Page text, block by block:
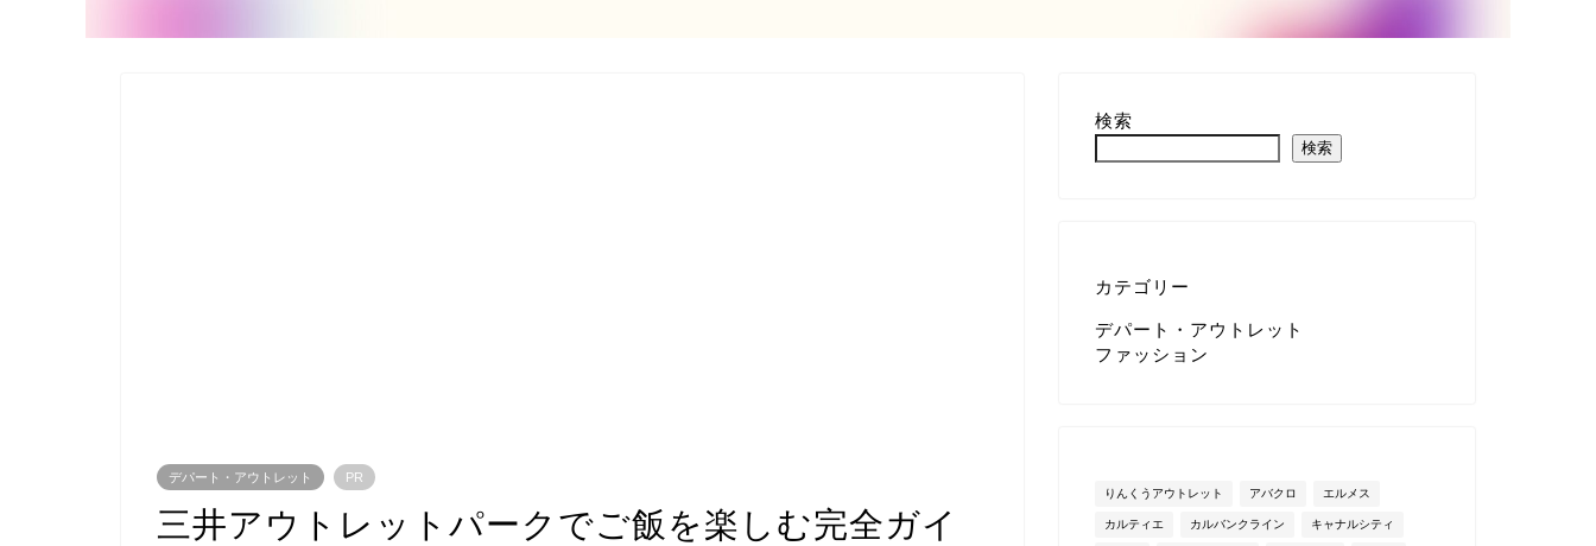
デパート・アウトレット PR
三井アウトレットパークでご飯を楽しむ完全ガイ
検索
検索
カテゴリー
デパート・アウトレット
ファッション
りんくうアウトレット アバクロ エルメス
カルティエ カルバンクライン キャナルシティ